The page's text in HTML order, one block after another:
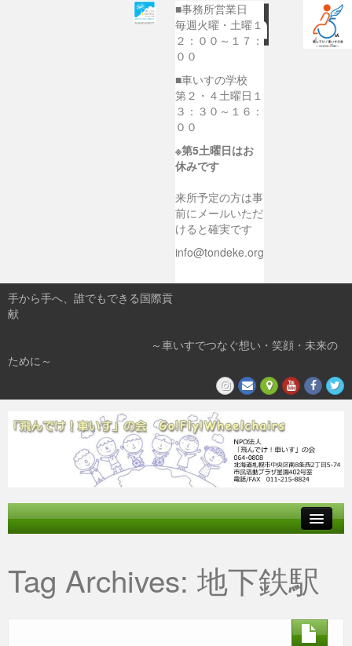
■事務所営業日
毎週火曜・土曜１
２：００～１７：
００
■車いすの学校
第２・４土曜日１
３：３０～１６：
００
※第5土曜日はお
休みです
来所予定の方は事
前にメールいただ
けると確実です
info@tondeke.org
手から手へ、誰でもできる国際貢
献
～車いすでつなぐ想い・笑顔・未来の
ために～
参加する
Tag Archives: 地下鉄駅